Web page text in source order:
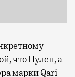
что Пулен, а
марки Qari